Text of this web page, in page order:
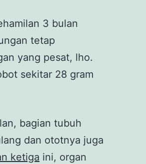
3 bulan
tetap
yang pesat, lho.
sekitar 28 gram
bagian tubuh
dan ototnya juga
ketiga ini, organ